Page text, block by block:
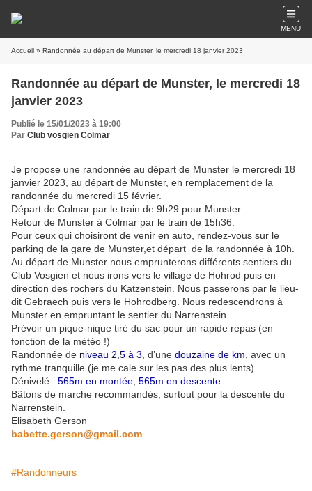
MENU
Accueil » Randonnée au départ de Munster, le mercredi 18 janvier 2023
Randonnée au départ de Munster, le mercredi 18
janvier 2023
Publié le 15/01/2023 à 19:00
Par Club vosgien Colmar
Je propose une randonnée au départ de Munster le mercredi 18
janvier 2023, au départ de Munster, en remplacement de la
randonnée du mercredi 15 février.
Départ de Colmar par le train de 9h29 pour Munster.
Retour de Munster à Colmar par le train de 15h36.
Pour ceux qui choisiront de venir en auto, rendez-vous sur le
parking de la gare de Munster,et départ de la randonnée à 10h.
Au départ de Munster nous emprunterons différents sentiers du
Club Vosgien et nous irons vers le village de Hohrod puis en
direction des rochers du Katzenstein. Nous passerons par le lieu-
dit Gebraech puis vers le Hohrodberg. Nous redescendrons à
Munster en empruntant le sentier du Narrenstein.
Prévoir un pique-nique tiré du sac pour un rapide repas (en
fonction de la météo !)
Randonnée de niveau 2,5 à 3 , d’une douzaine de km , avec un
rythme tranquille (je me cale sur les pas des plus lents).
Dénivelé : 565m en montée 565m en descente
Bâtons de marche recommandés, surtout pour la descente du
Narrenstein.
Elisabeth Gerson
babette.gerson@gmail.com
#Randonneurs